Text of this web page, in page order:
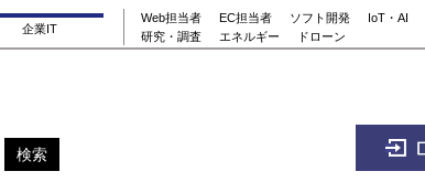
企業IT
Web担当者 EC担当者 ソフト開発 IoT・AI
研究・調査
エネルギー ドローン